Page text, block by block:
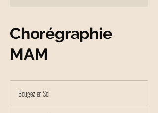
Chorégraphie
MAM
Bougez en Soi